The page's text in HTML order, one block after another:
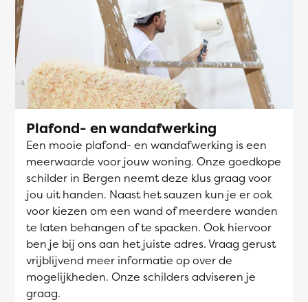
Plafond- en wandafwerking
Een mooie plafond- en wandafwerking is een
meerwaarde voor jouw woning. Onze goedkope
schilder in Bergen neemt deze klus graag voor
jou uit handen. Naast het sauzen kun je er ook
voor kiezen om een wand of meerdere wanden
te laten behangen of te spacken. Ook hiervoor
ben je bij ons aan het juiste adres. Vraag gerust
vrijblijvend meer informatie op over de
mogelijkheden. Onze schilders adviseren je
graag.